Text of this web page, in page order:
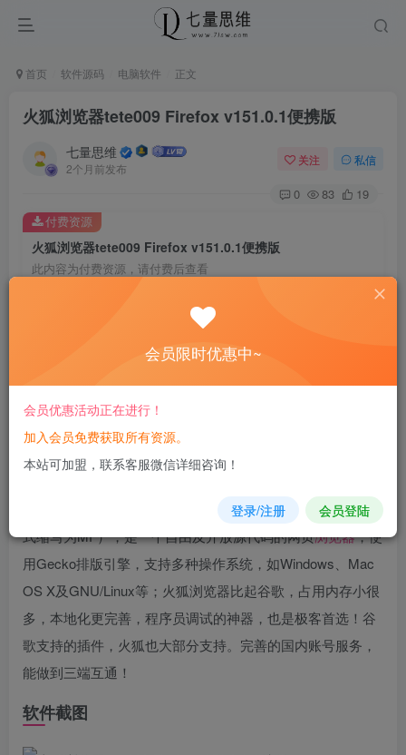
首页 软件源码 电脑软件 正文
火狐浏览器tete009 Firefox v151.0.1便携版
七量思维
2个月前发布
关注 私信
0 83 19
火狐浏览器tete009 Firefox v151.0.1便携版
此内容为付费资源，请付费后查看
8.8
您当前未登录！建议登陆后购买，可保存购买订单
付费资源
软件介绍
”（正式缩写为Fx或fx，非正
式缩写为MF），是一个自由及开放源代码的网页浏览器，使
用Gecko排版引擎，支持多种操作系统，如Windows、Mac
OS X及GNU/Linux等；火狐浏览器比起谷歌，占用内存小很
多，本地化更完善，程序员调试的神器，也是极客首选！谷
歌支持的插件，火狐也大部分支持。完善的国内账号服务，
能做到三端互通！
软件截图
会员限时优惠中~
会员优惠活动正在进行！
加入会员免费获取所有资源。
本站可加盟，联系客服微信详细咨询！
登录/注册 会员登陆